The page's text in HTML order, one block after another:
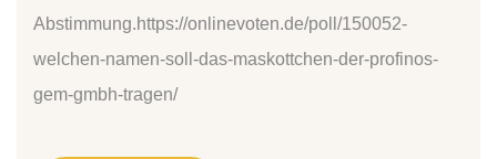
Abstimmung.https://onlinevoten.de/poll/150052-
welchen-namen-soll-das-maskottchen-der-profinos-
gem-gmbh-tragen/